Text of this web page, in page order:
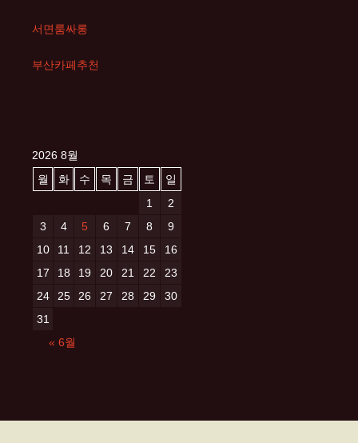
서면룸싸롱
부산카페추천
2026 8월
월
화 수 목 금 토
일
1
2
3
4 5 6 7 8
9
10
11 12 13 14 15
16
17
18 19 20 21 22
23
24
25 26 27 28 29
30
31
« 6월